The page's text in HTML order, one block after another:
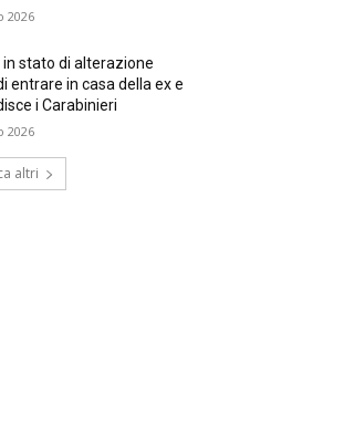
2026
in stato di alterazione
entrare in casa della ex e
i Carabinieri
2026
altri